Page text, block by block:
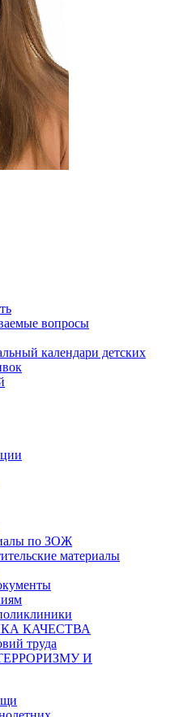
вопросы
календари детских
по ЗОЖ
материалы
КАЧЕСТВА
труда
И